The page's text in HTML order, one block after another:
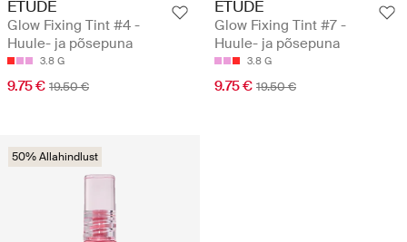
ETUDE
Glow Fixing Tint #4 -
Huule- ja põsepuna
3.8 G
9.75 € 19.50 €
ETUDE
Glow Fixing Tint #7 -
Huule- ja põsepuna
3.8 G
9.75 € 19.50 €
50% Allahindlust